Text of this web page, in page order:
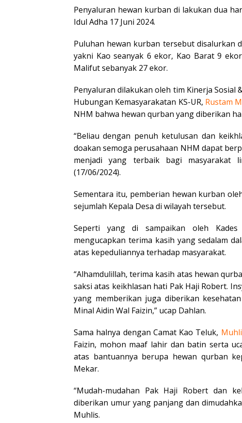
Penyaluran hewan kurban di lakukan dua
Idul Adha 17 Juni 2024.
Puluhan hewan kurban tersebut disalurkan
yakni Kao seanyak 6 ekor, Kao Barat 9
Malifut sebanyak 27 ekor.
Penyaluran dilakukan oleh tim Kinerja Sosial
Hubungan Kemasyarakatan KS-UR, Rustam
NHM bahwa hewan qurban yang diberikan
“Beliau dengan penuh ketulusan dan
doakan semoga perusahaan NHM dapat
menjadi yang terbaik bagi masyarakat
(17/06/2024).
Sementara itu, pemberian hewan kurban
sejumlah Kepala Desa di wilayah tersebut.
Seperti yang di sampaikan oleh
mengucapkan terima kasih yang sedalam
atas kepeduliannya terhadap masyarakat.
“Alhamdulillah, terima kasih atas hewan
saksi atas keikhlasan hati Pak Haji Robert.
yang memberikan juga diberikan
Minal Aidin Wal Faizin,” ucap Dahlan.
Sama halnya dengan Camat Kao Teluk,
Faizin, mohon maaf lahir dan batin serta
atas bantuannya berupa hewan qurban
Mekar.
“Mudah-mudahan Pak Haji Robert dan
diberikan umur yang panjang dan
Muhlis.